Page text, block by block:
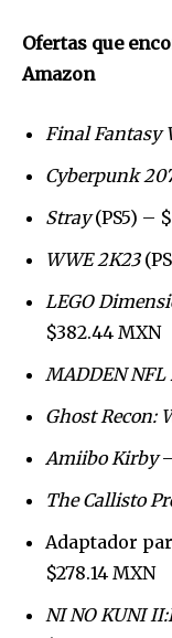
Ofertas que
Amazon
Final Fantasy
Cyberpunk
Stray(PS5) –
WWE 2K23
LEGO
$382.44 MXN
MADDEN NFL
Ghost Recon:
Amiibo Kirby–
The Callisto
Adaptador
$278.14 MXN
NI NO KUNI